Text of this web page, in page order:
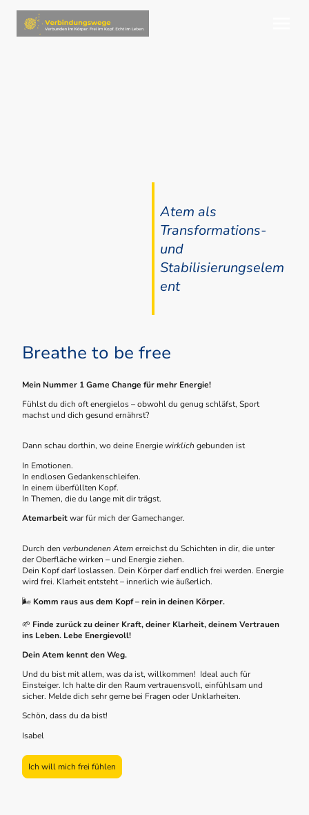
Atem als
Transformations-
und
Stabilisierungselem
ent
Breathe to be free
Mein Nummer 1 Game Change für mehr Energie!
Fühlst du dich oft energielos – obwohl du genug schläfst, Sport
machst und dich gesund ernährst?
Dann schau dorthin, wo deine Energie wirklich gebunden ist
In Emotionen.
In endlosen Gedankenschleifen.
In einem überfüllten Kopf.
In Themen, die du lange mit dir trägst.
Atemarbeitwar für mich der Gamechanger.
Durch den verbundenen Atemerreichst du Schichten in dir, die unter
der Oberfläche wirken – und Energie ziehen.
Dein Kopf darf loslassen. Dein Körper darf endlich frei werden. Energie
wird frei. Klarheit entsteht – innerlich wie äußerlich.
🌬️ Komm raus aus dem Kopf – rein in deinen Körper.
🌱 Finde zurück zu deiner Kraft, deiner Klarheit, deinem Vertrauen
ins Leben. Lebe Energievoll!
Dein Atem kennt den Weg.
Und du bist mit allem, was da ist, willkommen! Ideal auch für
Einsteiger. Ich halte dir den Raum vertrauensvoll, einfühlsam und
sicher. Melde dich sehr gerne bei Fragen oder Unklarheiten.
Schön, dass du da bist!
Isabel
Ich will mich frei fühlen